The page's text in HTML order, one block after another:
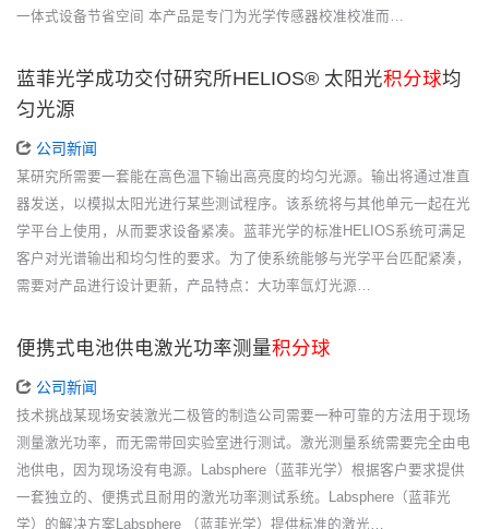
一体式设备节省空间 本产品是专门为光学传感器校准校准而…
蓝菲光学成功交付研究所HELIOS® 太阳光积分球均
匀光源
公司新闻
某研究所需要一套能在高色温下输出高亮度的均匀光源。输出将通过准直
器发送，以模拟太阳光进行某些测试程序。该系统将与其他单元一起在光
学平台上使用，从而要求设备紧凑。蓝菲光学的标准HELIOS系统可满足
客户对光谱输出和均匀性的要求。为了使系统能够与光学平台匹配紧凑，
需要对产品进行设计更新，产品特点：大功率氙灯光源…
便携式电池供电激光功率测量积分球
公司新闻
技术挑战某现场安装激光二极管的制造公司需要一种可靠的方法用于现场
测量激光功率，而无需带回实验室进行测试。激光测量系统需要完全由电
池供电，因为现场没有电源。Labsphere（蓝菲光学）根据客户要求提供
一套独立的、便携式且耐用的激光功率测试系统。Labsphere（蓝菲光
学）的解决方案Labsphere （蓝菲光学）提供标准的激光…